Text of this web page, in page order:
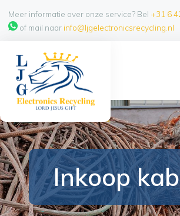
Meer informatie over onze service? Bel +31 6
of mail naar info@ljgelectronicsrecycling.nl
Inkoop